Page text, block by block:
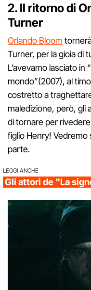
2. Il ritorno di
Turner
Orlando Bloom
Turner, per la gioia di
L’avevamo lasciato in
mondo”(2007), al
costretto a traghettare
maledizione, però, gli
di tornare per
figlio Henry! Vedremo
parte.
LEGGI ANCHE
Gli attori de "La